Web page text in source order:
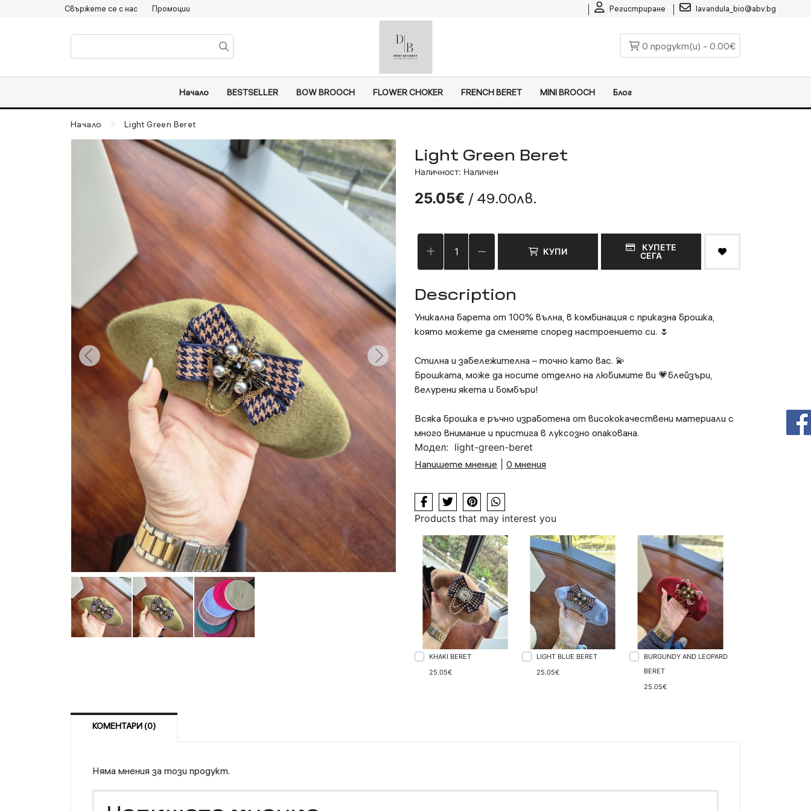
Регистриране lavandula_bio@abv.bg
Свържете се с нас Промоции
0 продукт(и) - 0.00€
Начало BESTSELLER BOW BROOCH FLOWER CHOKER FRENCH BERET MINI BROOCH Блог
Начало Light Green Beret
Light Green Beret
Наличност: Наличен
25.05€ / 49.00лв.
КУПИ
КУПЕТЕ
СЕГА
Description
Уникална барета от 100% вълна, в комбинация с приказна брошка,
която можете да сменяте според настроението си. 🌷
Стилна и забележителна – точно като вас. 💫
Брошката, може да носите отделно на любимите ви 💗блейзъри,
велурени якета и бомбъри!
Всяка брошка е ръчно изработена от висококачествени материали с
много внимание и пристига в луксозно опакована.
Модел: light-green-beret
Напишете мнение
0 мнения
Products that may interest you
KHAKI BERET
25.05€
LIGHT BLUE BERET
25.05€
BURGUNDY AND LEOPARD
BERET
25.05€
КОМЕНТАРИ (0)
Няма мнения за този продукт.